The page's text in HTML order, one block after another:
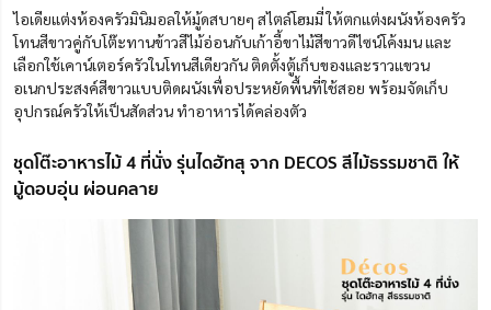
ไอเดียแต่งห้องครัวมินิมอลให้มู้ดสบายๆ สไตล์โฮมมี่ ให้ตกแต่งผนังห้องครัว
โทนสีขาวคู่กับโต๊ะทานข้าวสีไม้อ่อนกับเก้าอี้ขาไม้สีขาวดีไซน์โค้งมน และ
เลือกใช้เคาน์เตอร์ครัวในโทนสีเดียวกัน ติดตั้งตู้เก็บของและราวแขวน
อเนกประสงค์สีขาวแบบติดผนังเพื่อประหยัดพื้นที่ใช้สอย พร้อมจัดเก็บ
อุปกรณ์ครัวให้เป็นสัดส่วน ทำอาหารได้คล่องตัว
ชุดโต๊ะอาหารไม้ 4 ที่นั่ง รุ่นไดฮัทสุ จาก DECOS สีไม้ธรรมชาติ ให้
มู้ดอบอุ่น ผ่อนคลาย